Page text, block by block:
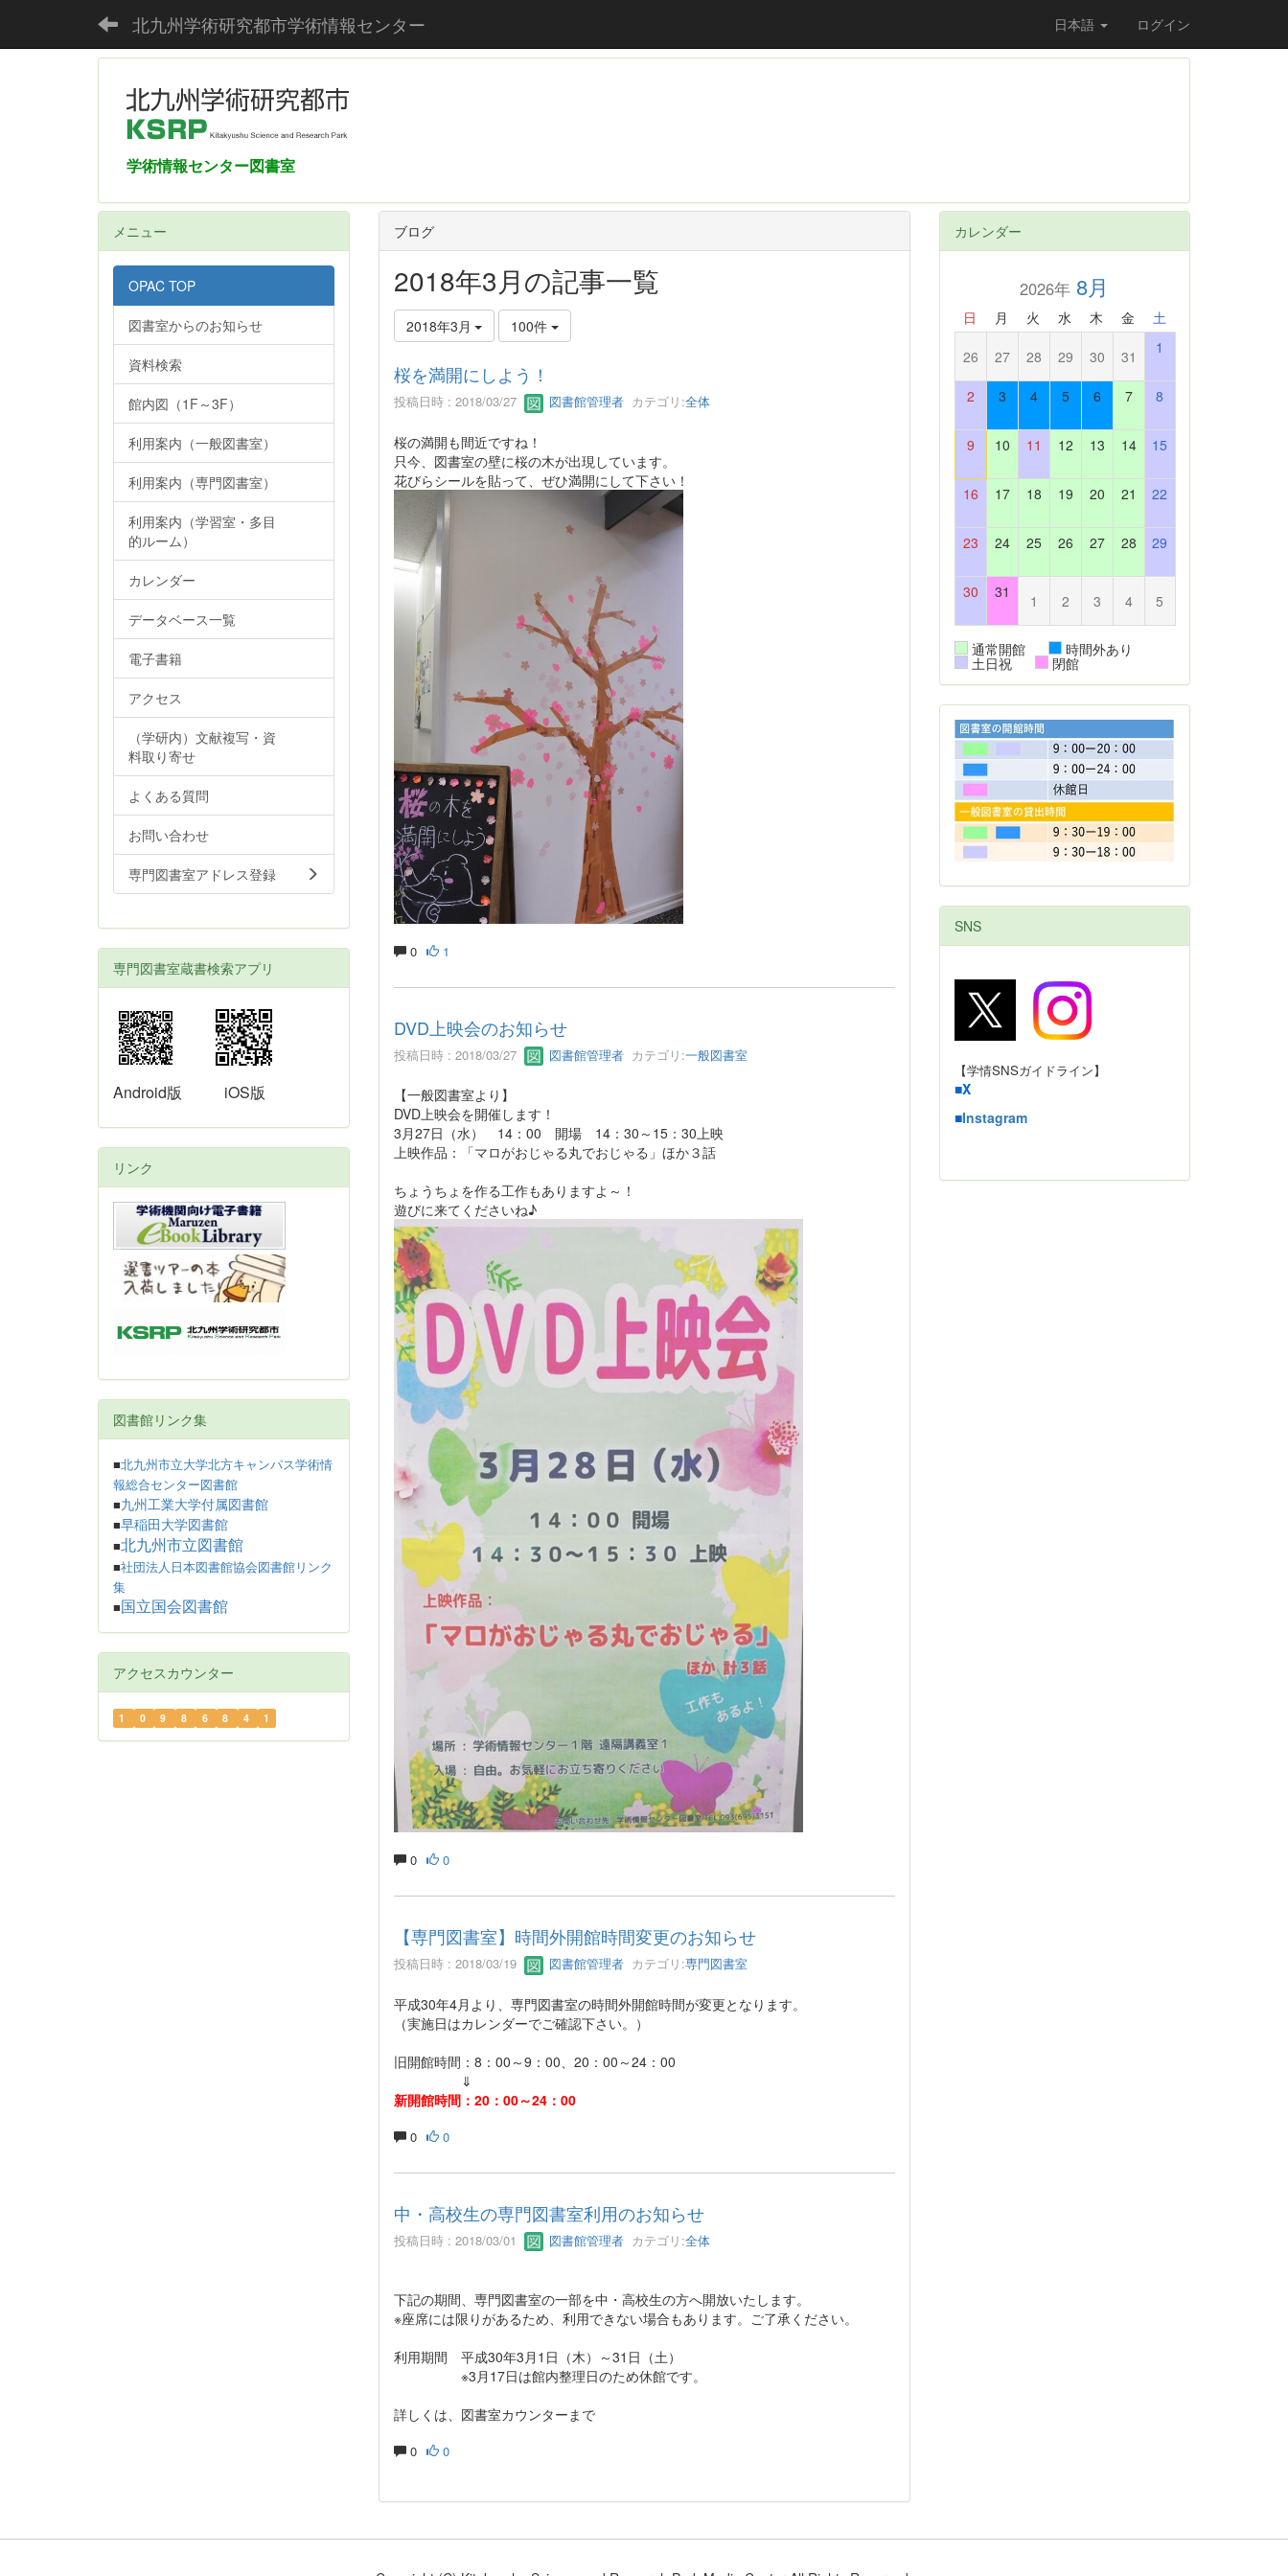
北九州学術研究都市学術情報センター 日本語 ログイン
学術情報センター図書室
ブログ
2018年3月の記事一覧
2018年3月 100件
桜を満開にしよう！
投稿日時 : 2018/03/27 図書館管理者カテゴリ:全体
桜の満開も間近ですね！
只今、図書室の壁に桜の木が出現しています。
花びらシールを貼って、ぜひ満開にして下さい！
0 1
DVD上映会のお知らせ
投稿日時 : 2018/03/27 図書館管理者カテゴリ:一般図書室
【一般図書室より】
DVD上映会を開催します！
3月27日（水） 14：00 開場 14：30～15：30上映
上映作品：「マロがおじゃる丸でおじゃる」ほか３話
ちょうちょを作る工作もありますよ～！
遊びに来てくださいね♪
0 0
【専門図書室】時間外開館時間変更のお知らせ
投稿日時 : 2018/03/19 図書館管理者カテゴリ:専門図書室
平成30年4月より、専門図書室の時間外開館時間が変更となります。
（実施日はカレンダーでご確認下さい。）
旧開館時間：8：00～9：00、20：00～24：00
⇓
新開館時間：20：00～24：00
0 0
中・高校生の専門図書室利用のお知らせ
投稿日時 : 2018/03/01 図書館管理者カテゴリ:全体
下記の期間、専門図書室の一部を中・高校生の方へ開放いたします。
※座席には限りがあるため、利用できない場合もあります。ご了承ください。
利用期間 平成30年3月1日（木）～31日（土）
※3月17日は館内整理日のため休館です。
詳しくは、図書室カウンターまで
0 0
メニュー
OPAC TOP
図書室からのお知らせ
資料検索
館内図（1F～3F）
利用案内（一般図書室）
利用案内（専門図書室）
利用案内（学習室・多目
的ルーム）
カレンダー
データベース一覧
電子書籍
アクセス
（学研内）文献複写・資
料取り寄せ
よくある質問
お問い合わせ
専門図書室アドレス登録
専門図書室蔵書検索アプリ
Android版 iOS版
リンク
図書館リンク集
■北九州市立大学北方キャンパス学術情
報総合センター図書館
■九州工業大学付属図書館
■早稲田大学図書館
■北九州市立図書館
■社団法人日本図書館協会図書館リンク
集
■ 国立国会図書館
アクセスカウンター
1 0 9 8 6 8 4 1
カレンダー
2026年 8月
日 月 火 水 木 金 土
26 27 28 29 30 31 1
2 3 4 5 6 7 8
9 10 11 12 13 14 15
16 17 18 19 20 21 22
23 24 25 26 27 28 29
30 31 1 2 3 4 5
通常開館 時間外あり
土日祝 閉館
SNS
【学情SNSガイドライン】
■X
■Instagram